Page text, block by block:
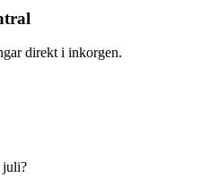
direkt i inkorgen.
juli?